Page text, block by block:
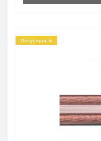
Популярный